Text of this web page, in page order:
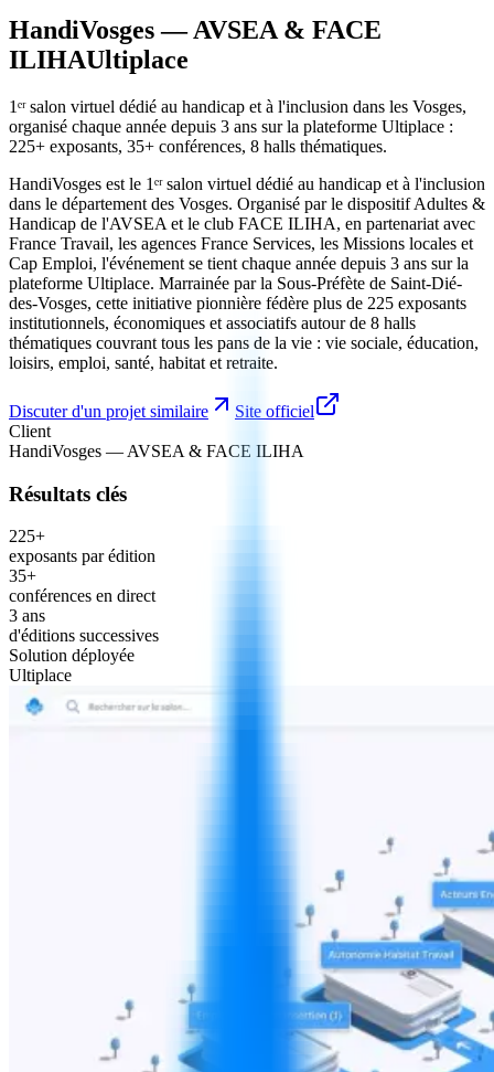
HandiVosges — AVSEA & FACE
ILIHAUltiplace
1ᵉʳ salon virtuel dédié au handicap et à l'inclusion dans les Vosges,
organisé chaque année depuis 3 ans sur la plateforme Ultiplace :
225+ exposants, 35+ conférences, 8 halls thématiques.
HandiVosges est le 1ᵉʳ salon virtuel dédié au handicap et à l'inclusion
dans le département des Vosges. Organisé par le dispositif Adultes &
Handicap de l'AVSEA et le club FACE ILIHA, en partenariat avec
France Travail, les agences France Services, les Missions locales et
Cap Emploi, l'événement se tient chaque année depuis 3 ans sur la
plateforme Ultiplace. Marrainée par la Sous-Préfète de Saint-Dié-
des-Vosges, cette initiative pionnière fédère plus de 225 exposants
institutionnels, économiques et associatifs autour de 8 halls
thématiques couvrant tous les pans de la vie : vie sociale, éducation,
loisirs, emploi, santé, habitat et retraite.
Discuter d'un projet similaire
Site officiel
Client
HandiVosges — AVSEA & FACE ILIHA
Résultats clés
225+
exposants par édition
35+
conférences en direct
3 ans
d'éditions successives
Solution déployée
Ultiplace